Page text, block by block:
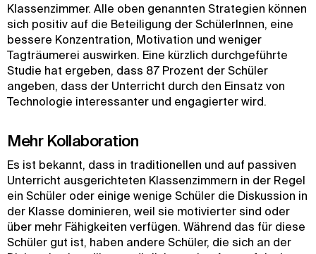
Klassenzimmer. Alle oben genannten Strategien können
sich positiv auf die Beteiligung der SchülerInnen, eine
bessere Konzentration, Motivation und weniger
Tagträumerei auswirken. Eine kürzlich durchgeführte
Studie hat ergeben, dass 87 Prozent der Schüler
angeben, dass der Unterricht durch den Einsatz von
Technologie interessanter und engagierter wird.
Mehr Kollaboration
Es ist bekannt, dass in traditionellen und auf passiven
Unterricht ausgerichteten Klassenzimmern in der Regel
ein Schüler oder einige wenige Schüler die Diskussion in
der Klasse dominieren, weil sie motivierter sind oder
über mehr Fähigkeiten verfügen. Während das für diese
Schüler gut ist, haben andere Schüler, die sich an der